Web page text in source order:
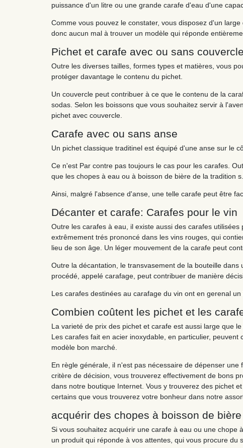
puissance d'un litre ou une grande carafe d'eau d'une
Comme vous pouvez le constater, vous disposez d'un
donc aucun mal à trouver un modèle qui réponde
Pichet et carafe avec ou sans couvercle
Outre les diverses tailles, formes types et matières, vous
protéger davantage le contenu du pichet.
Un couvercle peut contribuer à ce que le contenu de la
sodas. Selon les boissons que vous souhaitez servir à
pichet avec couvercle.
Carafe avec ou sans anse
Un pichet classique traditinel est équipé d'une anse sur le
Ce n'est Par contre pas toujours le cas pour les carafes.
que les chopes à eau ou à boisson de bière de la tradition s.
Ainsi, malgré l'absence d'anse, une telle carafe peut être
Décanter et carafe: Carafes pour le vin
Outre les carafes à eau, il existe aussi des carafes
extrêmement trés prononcé dans les vins rouges, qui
lieu de son âge. Un léger mouvement de la carafe peut
Outre la décantation, le transvasement de la bouteille
procédé, appelé carafage, peut contribuer de manière
Les carafes destinées au carafage du vin ont en gerenal
Combien coûtent les pichet et les
La varieté de prix des pichet et carafe est aussi large que
Les carafes fait en acier inoxydable, en particulier,
modèle bon marché.
En règle générale, il n'est pas nécessaire de dépenser
critère de décision, vous trouverez effectivement de bons
dans notre boutique Internet. Vous y trouverez des pichet
certains que vous trouverez votre bonheur dans notre
acquérir des chopes à boisson de
Si vous souhaitez acquérir une carafe à eau ou une chope
un produit qui réponde à vos attentes, qui vous procure